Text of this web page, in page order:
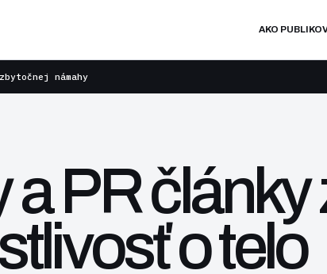
AKO
námahy
PR články
o telo